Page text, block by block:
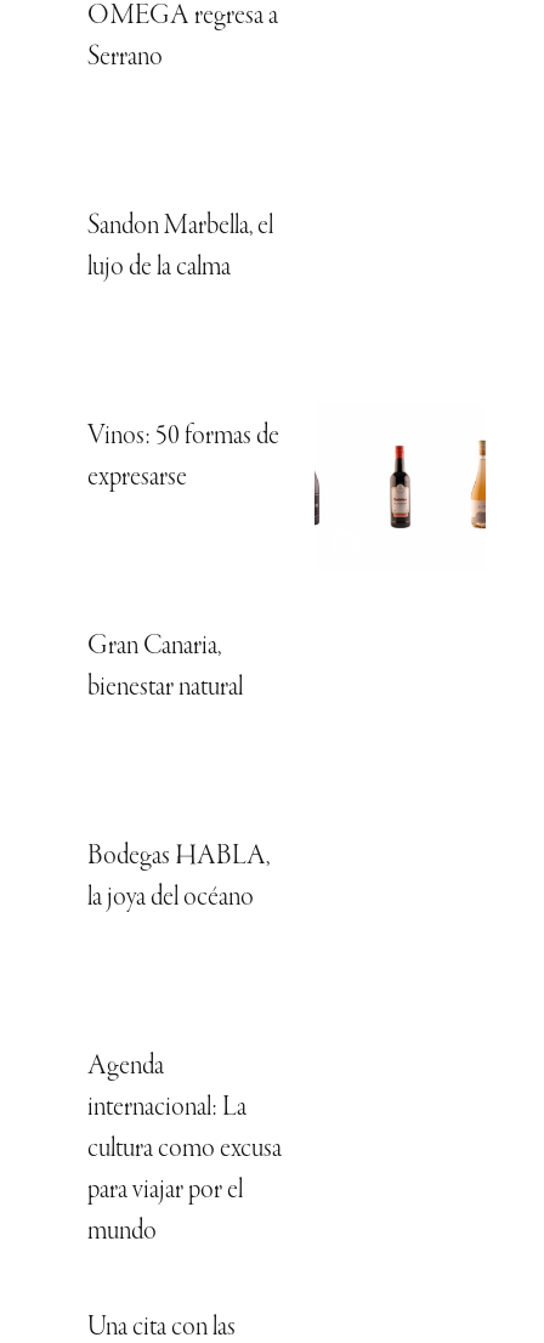
OMEGA regresa a
Serrano
Sandon Marbella, el
lujo de la calma
Vinos: 50 formas de
expresarse
Gran Canaria,
bienestar natural
Bodegas HABLA,
la joya del océano
Agenda
internacional: La
cultura como excusa
para viajar por el
mundo
Una cita con las